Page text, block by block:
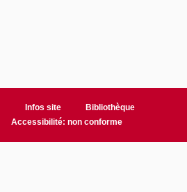
Infos site
Bibliothèque
Accessibilité: non conforme